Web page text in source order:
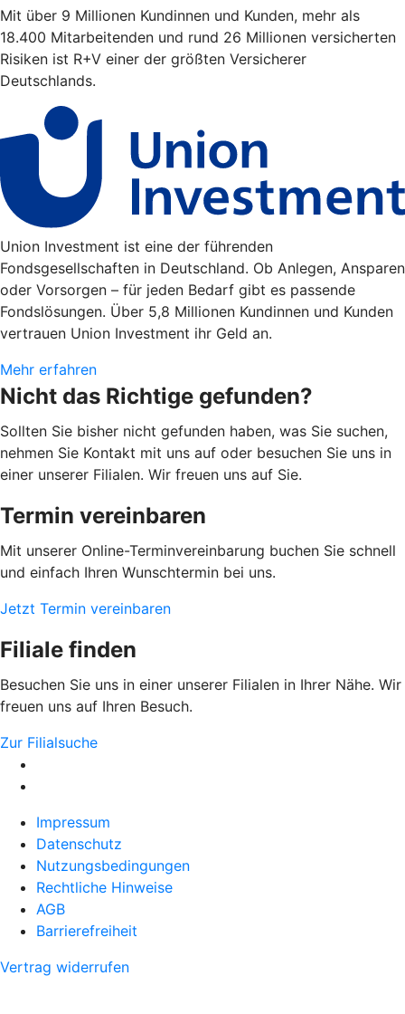
Mit über 9 Millionen Kundinnen und Kunden, mehr als
18.400 Mitarbeitenden und rund 26 Millionen versicherten
Risiken ist R+V einer der größten Versicherer
Deutschlands.
Union Investment ist eine der führenden
Fondsgesellschaften in Deutschland. Ob Anlegen, Ansparen
oder Vorsorgen – für jeden Bedarf gibt es passende
Fondslösungen. Über 5,8 Millionen Kundinnen und Kunden
vertrauen Union Investment ihr Geld an.
Mehr erfahren
Nicht das Richtige gefunden?
Sollten Sie bisher nicht gefunden haben, was Sie suchen,
nehmen Sie Kontakt mit uns auf oder besuchen Sie uns in
einer unserer Filialen. Wir freuen uns auf Sie.
Termin vereinbaren
Mit unserer Online-Terminvereinbarung buchen Sie schnell
und einfach Ihren Wunschtermin bei uns.
Jetzt Termin vereinbaren
Filiale finden
Besuchen Sie uns in einer unserer Filialen in Ihrer Nähe. Wir
freuen uns auf Ihren Besuch.
Zur Filialsuche
Impressum
Datenschutz
Nutzungsbedingungen
Rechtliche Hinweise
AGB
Barrierefreiheit
Vertrag widerrufen